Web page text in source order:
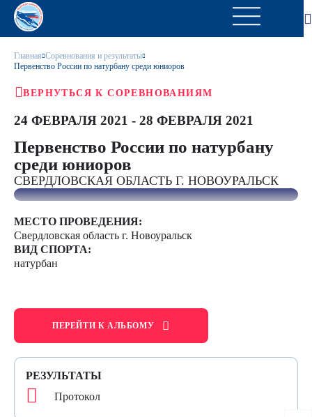
Главная Соревнования и результаты
Первенство России по натурбану среди юниоров
ВЕРНУТЬСЯ К СОРЕВНОВАНИЯМ
24 ФЕВРАЛЯ 2021 - 28 ФЕВРАЛЯ 2021
Первенство России по натурбану
среди юниоров
СВЕРДЛОВСКАЯ ОБЛАСТЬ Г. НОВОУРАЛЬСК
МЕСТО ПРОВЕДЕНИЯ:
Свердловская область г. Новоуральск
ВИД СПОРТА:
натурбан
ПЕРЕЙТИ К АЛЬБОМУ
РЕЗУЛЬТАТЫ
Протокол